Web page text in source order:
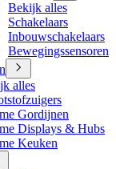
Bekijk alles
Schakelaars
Inbouwschakelaars
Bewegingssensoren
alles
Gordijnen
Displays & Hubs
Keuken